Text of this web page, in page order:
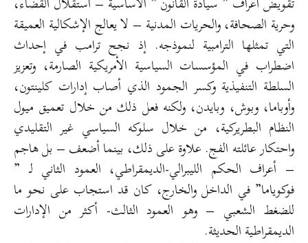
وحرية الصحافة، والحريات المدنية – لا يعالج الإشكالية العميقة
التي تمثلها الترامبية لنموذجه. إذ نجح ترامب في إحداث
اضطراب في المؤسسات السياسية الأمريكية الصارمة، وتعزيز
السلطة التنفيذية وكسر الجمود الذي أصاب إدارات كلينتون،
وأوباما، وبوش، وبايدن، ولكنه فعل ذلك من خلال تعميق ميول
النظام البطريركية، من خلال سلوكه السياسي غير التقليدي
واحتكار عائلته الفج. علاوة على ذلك، بينما أضعف – بل هاجم
– أعراف الحكم الليبرالي-الديمقراطي، العمود الثاني لـ ”
فوكوياما” في الداخل والخارج، كان قد استجاب على نحو ما
للضغط الشعبي – وهو العمود الثالث- أكثر من الإدارات
الديمقراطية الحديثة.